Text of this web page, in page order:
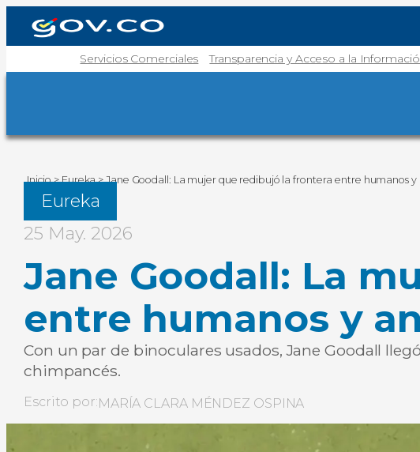
Servicios Comerciales Transparencia y Acceso a la
Inicio>Eureka>Jane Goodall: La mujer que redibujó la frontera entre humanos y
Eureka
25 May. 2026
Jane Goodall: La
entre humanos y
Con un par de binoculares usados, Jane Goodall
chimpancés.
Escrito por:MARÍA CLARA MÉNDEZ OSPINA